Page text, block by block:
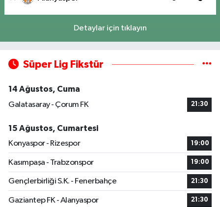
Detaylar için tıklayın
Süper Lig Fikstür
14 Ağustos, Cuma
Galatasaray - Çorum FK
21:30
15 Ağustos, Cumartesi
Konyaspor - Rizespor
19:00
Kasımpaşa - Trabzonspor 19:00
Gençlerbirliği S.K. - Fenerbahçe 21:30
Gaziantep FK - Alanyaspor 21:30